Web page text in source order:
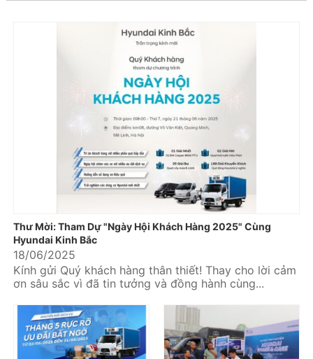
Thư Mời: Tham Dự "Ngày Hội Khách Hàng 2025" Cùng
Hyundai Kinh Bắc
18/06/2025
Kính gửi Quý khách hàng thân thiết! Thay cho lời cảm
ơn sâu sắc vì đã tin tưởng và đồng hành cùng...